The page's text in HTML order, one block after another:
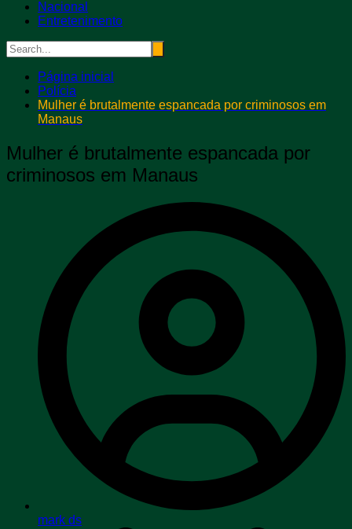
Nacional
Entretenimento
Página inicial
Polícia
Mulher é brutalmente espancada por criminosos em
Manaus
Mulher é brutalmente espancada por
criminosos em Manaus
mark ds